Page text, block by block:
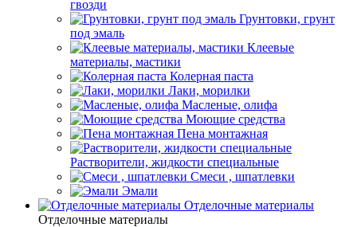
гвозди
Грунтовки, грунт
под эмаль
Клеевые
материалы, мастики
Колерная паста
Лаки, морилки
Масленые, олифа
Моющие средства
Пена монтажная
Растворители, жидкости специальные
Смеси , шпатлевки
Эмали
Отделочные материалы
Отделочные материалы